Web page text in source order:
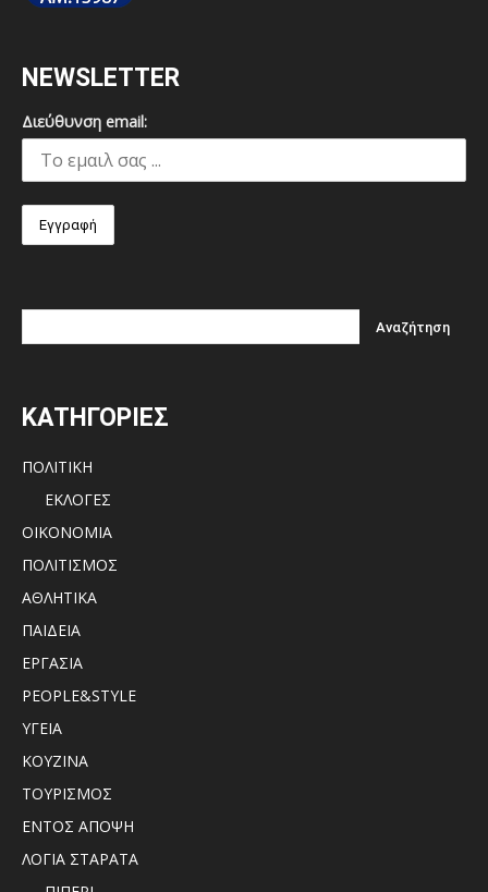
NEWSLETTER
Διεύθυνση email:
ΚΑΤΗΓΟΡΙΕΣ
ΠΟΛΙΤΙΚΗ
ΕΚΛΟΓΕΣ
ΟΙΚΟΝΟΜΙΑ
ΠΟΛΙΤΙΣΜΟΣ
ΑΘΛΗΤΙΚΑ
ΠΑΙΔΕΙΑ
ΕΡΓΑΣΙΑ
PEOPLE&STYLE
ΥΓΕΙΑ
ΚΟΥΖΙΝΑ
ΤΟΥΡΙΣΜΟΣ
ΕΝΤΟΣ ΑΠΟΨΗ
ΛΟΓΙΑ ΣΤΑΡΑΤΑ